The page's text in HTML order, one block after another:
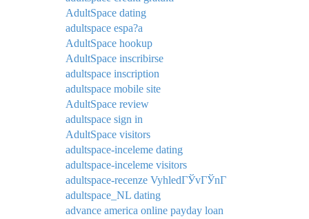
AdultSpace dating
adultspace espa?a
AdultSpace hookup
AdultSpace inscribirse
adultspace inscription
adultspace mobile site
AdultSpace review
adultspace sign in
AdultSpace visitors
adultspace-inceleme dating
adultspace-inceleme visitors
adultspace-recenze VyhledГЎvГЎnГ­
adultspace_NL dating
advance america online payday loan